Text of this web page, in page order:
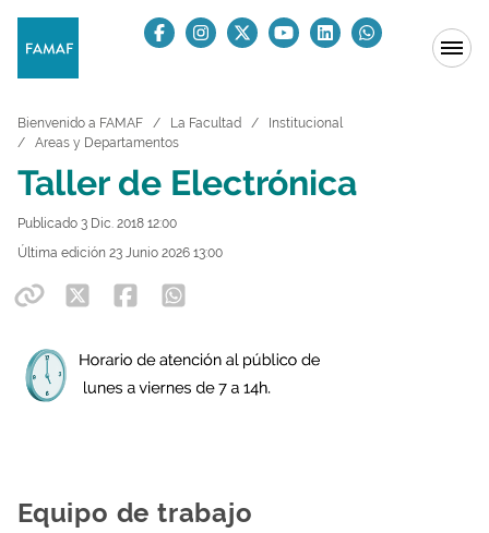
Bienvenido a FAMAF La Facultad
Institucional
Areas y Departamentos
Taller de Electrónica
Publicado 3 Dic. 2018 12:00
Última edición 23 Junio 2026 13:00
Equipo de trabajo